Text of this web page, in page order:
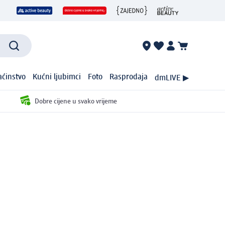
Kućni ljubimci Foto Rasprodaja dmLIVE ▶
Dobre cijene u svako vrijeme